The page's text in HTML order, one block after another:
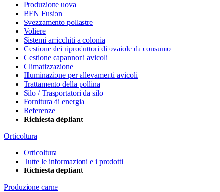
Produzione uova
BFN Fusion
Svezzamento pollastre
Voliere
Sistemi arricchiti a colonia
Gestione dei riproduttori di ovaiole da consumo
Gestione capannoni avicoli
Climatizzazione
Illuminazione per allevamenti avicoli
Trattamento della pollina
Silo / Trasportatori da silo
Fornitura di energia
Referenze
Richiesta dépliant
Orticoltura
Orticoltura
Tutte le informazioni e i prodotti
Richiesta dépliant
Produzione carne